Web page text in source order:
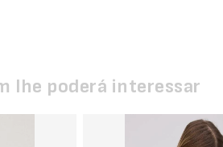
lhe poderá interessar